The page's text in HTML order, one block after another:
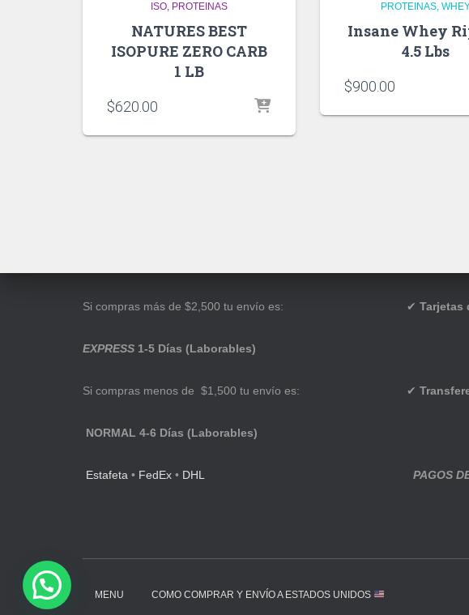
ISO PROTEINAS
NATURES BEST
ISOPURE ZERO CARB
1 LB
$620.00
PROTEINAS
Insane Whey
4.5 Lbs
$900.00
Si compras más de $2,500 tu envío es:
EXPRESS 1-5 Días (Laborables)
Si compras menos de $1,500 tu envío es:
NORMAL 4-6 Días (Laborables)
Estafeta • FedEx • DHL
✔ Tarjetas
✔
PAGOS
MENU COMO COMPRAR Y ENVÍO A ESTADOS UNIDOS